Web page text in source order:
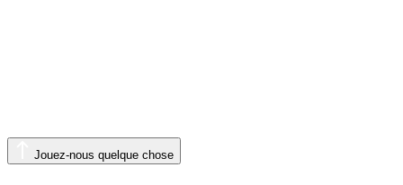
Jouez-nous quelque chose